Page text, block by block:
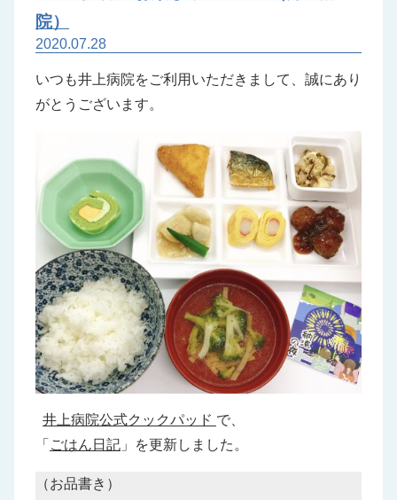
院）
2020.07.28
いつも井上病院をご利用いただきまして、誠にあり
がとうございます。
井上病院公式クックパッド で、
「 ごはん日記 」を更新しました。
（お品書き）